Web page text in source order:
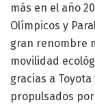
más en el año
Olímpicos y
gran renombre
movilidad
gracias a
propulsados